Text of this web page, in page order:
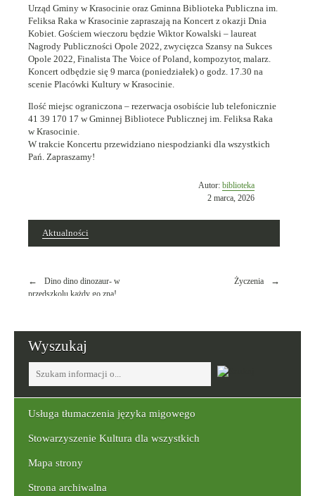
Urząd Gminy w Krasocinie oraz Gminna Biblioteka Publiczna im.
Feliksa Raka w Krasocinie zapraszają na Koncert z okazji Dnia
Kobiet. Gościem wieczoru będzie Wiktor Kowalski – laureat
Nagrody Publiczności Opole 2022, zwycięzca Szansy na Sukces
Opole 2022, Finalista The Voice of Poland, kompozytor, malarz.
Koncert odbędzie się 9 marca (poniedziałek) o godz. 17.30 na
scenie Placówki Kultury w Krasocinie.
Ilość miejsc ograniczona – rezerwacja osobiście lub telefonicznie
41 39 170 17 w Gminnej Bibliotece Publicznej im. Feliksa Raka
w Krasocinie.
W trakcie Koncertu przewidziano niespodzianki dla wszystkich
Pań. Zapraszamy!
Autor:bibliotekaOpublikowano
w
2 marca, 2026
Aktualności
Nawigacja
wpisu
Dino dino dinozaur- w
przedszkolu każdy go zna!
Życzenia
Wyszukaj
wpisz
Usługa tłumaczenia języka migowego
Stowarzyszenie Kultura dla wszystkich
Mapa strony
Strona archiwalna